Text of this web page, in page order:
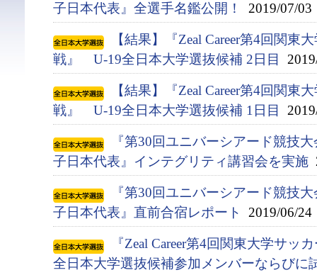
子日本代表』全選手名鑑公開！
2019/07/03
【結果】『Zeal Career第4回関東
戦』 U-19全日本大学選抜候補 2日目
【結果】『Zeal Career第4回関東
戦』 U-19全日本大学選抜候補 1日目
『第30回ユニバーシアード競技
子日本代表』インテグリティ講習会を実施
『第30回ユニバーシアード競技
子日本代表』直前合宿レポート
2019/06/24
『Zeal Career第4回関東大学サ
全日本大学選抜候補参加メンバーならびに